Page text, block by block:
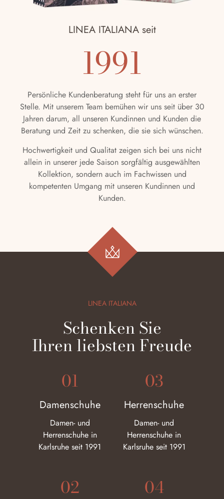
LINEA ITALIANA seit
1991
Persönliche Kundenberatung steht für uns an erster
Stelle. Mit unserem Team bemühen wir uns seit über 30
Jahren darum, all unseren Kundinnen und Kunden die
Beratung und Zeit zu schenken, die sie sich wünschen.
Hochwertigkeit und Qualitat zeigen sich bei uns nicht
allein in unserer jede Saison sorgfältig ausgewählten
Kollektion, sondern auch im Fachwissen und
kompetenten Umgang mit unseren Kundinnen und
Kunden.
LINEA ITALIANA
Schenken Sie
Ihren liebsten Freude
01
Damenschuhe
Damen- und
Herrenschuhe in
Karlsruhe seit 1991
02
03
Herrenschuhe
Damen- und
Herrenschuhe in
Karlsruhe seit 1991
04